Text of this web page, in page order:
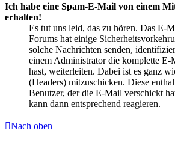
Ich habe eine Spam-E-Mail von einem
erhalten!
Es tut uns leid, das zu hören. Das E-
Forums hat einige
solche Nachrichten senden,
einem Administrator die komplette E-
hast, weiterleiten. Dabei ist es ganz
(Headers) mitzuschicken. Diese
Benutzer, der die E-Mail verschickt
kann dann entsprechend reagieren.
Nach oben